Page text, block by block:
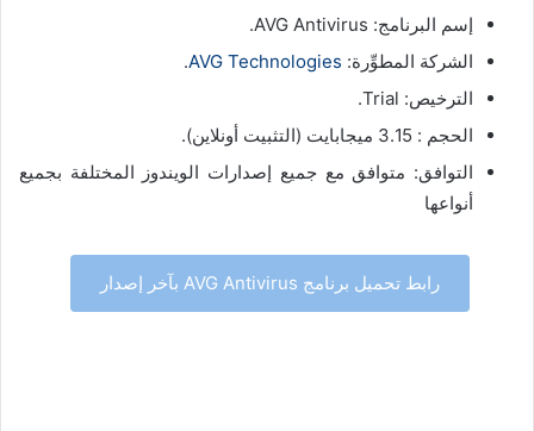
إسم البرنامج: AVG Antivirus.
الشركة المطوِّرة: AVG Technologies
.
الترخيص: Trial.
الحجم : 3.15 ميجابايت (التثبيت أونلاين).
التوافق: متوافق مع جميع إصدارات الويندوز المختلفة بجميع
أنواعها
رابط تحميل برنامج AVG Antivirus بآخر إصدار